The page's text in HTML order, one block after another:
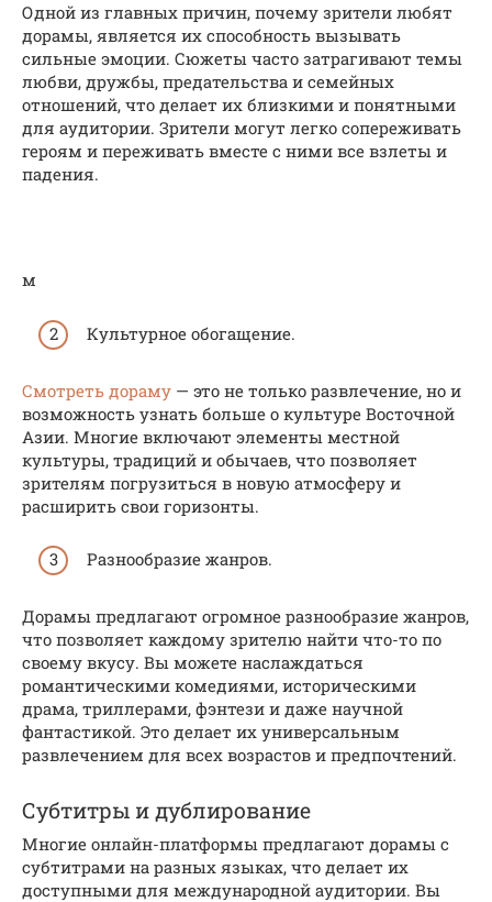
Одной из главных причин, почему зрители любят
дорамы, является их способность вызывать
сильные эмоции. Сюжеты часто затрагивают темы
любви, дружбы, предательства и семейных
отношений, что делает их близкими и понятными
для аудитории. Зрители могут легко сопереживать
героям и переживать вместе с ними все взлеты и
падения.
м
Культурное обогащение.
Смотреть дораму — это не только развлечение, но и
возможность узнать больше о культуре Восточной
Азии. Многие включают элементы местной
культуры, традиций и обычаев, что позволяет
зрителям погрузиться в новую атмосферу и
расширить свои горизонты.
Разнообразие жанров.
Дорамы предлагают огромное разнообразие жанров,
что позволяет каждому зрителю найти что-то по
своему вкусу. Вы можете наслаждаться
романтическими комедиями, историческими
драма, триллерами, фэнтези и даже научной
фантастикой. Это делает их универсальным
развлечением для всех возрастов и предпочтений.
Субтитры и дублирование
Многие онлайн-платформы предлагают дорамы с
субтитрами на разных языках, что делает их
доступными для международной аудитории. Вы